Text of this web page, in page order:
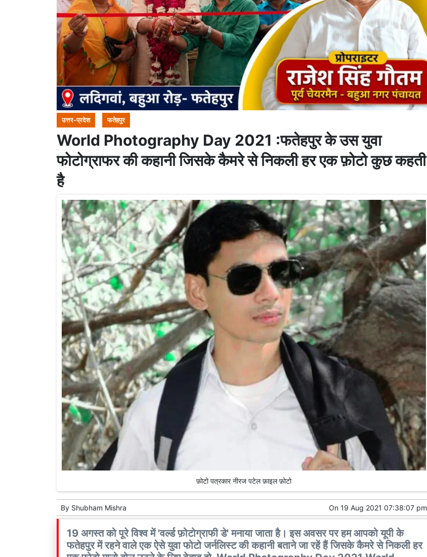
उत्तर-प्रदेश फतेहपुर
World Photography Day 2021 :फतेहपुर के उस युवा
फोटोग्राफर की कहानी जिसके कैमरे से निकली हर एक फ़ोटो कुछ कहती
है
फ़ोटो पत्रकार नीरज पटेल फ़ाइल फ़ोटो
By Shubham Mishra On 19 Aug 2021 07:38:07 pm
19 अगस्त को पूरे विश्व में 'वर्ल्ड फ़ोटोग्राफी डे' मनाया जाता है। इस अवसर पर हम आपको यूपी के
फतेहपुर में रहने वाले एक ऐसे युवा फोटो जर्नलिस्ट की कहानी बताने जा रहें हैं जिसके कैमरे से निकली हर